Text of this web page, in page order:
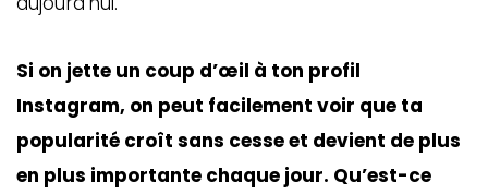
Si on jette un coup d’œil à ton profil
Instagram, on peut facilement voir que ta
popularité croît sans cesse et devient de plus
en plus importante chaque jour. Qu’est-ce